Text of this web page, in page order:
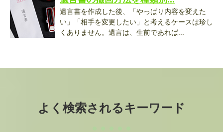
遺言書を作成した後、「やっぱり内容を変えた
い」「相手を変更したい」と考えるケースは珍し
くありません。遺言は、生前であれば...
よく検索されるキーワード